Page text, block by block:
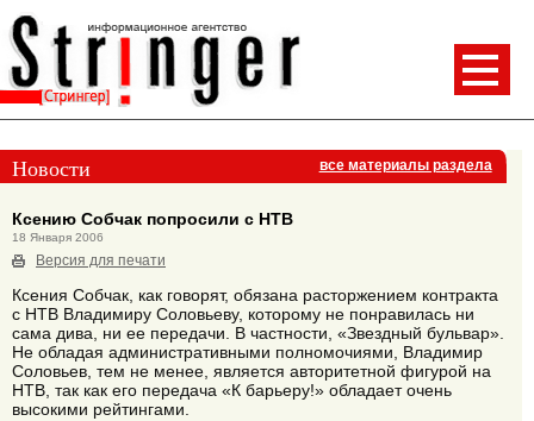
Новости все материалы раздела
Ксению Собчак попросили с НТВ
18 Января 2006
Версия для печати
Ксения Собчак, как говорят, обязана расторжением контракта
с НТВ Владимиру Соловьеву, которому не понравилась ни
сама дива, ни ее передачи. В частности, «Звездный бульвар».
Не обладая административными полномочиями, Владимир
Соловьев, тем не менее, является авторитетной фигурой на
НТВ, так как его передача «К барьеру!» обладает очень
высокими рейтингами.